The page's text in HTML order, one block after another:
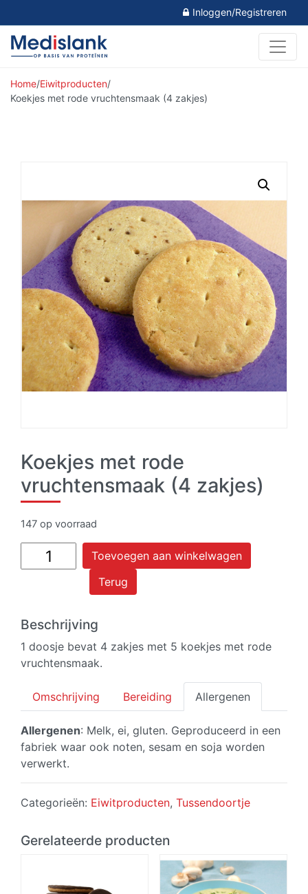
Inloggen/Registreren
Home/Eiwitproducten/
Koekjes met rode vruchtensmaak (4 zakjes)
Koekjes met rode
vruchtensmaak (4 zakjes)
147 op voorraad
Koekjes
met
(4
zakjes)
aantal
Toevoegen aan winkelwagen
Terug
Beschrijving
1 doosje bevat 4 zakjes met 5 koekjes met rode
vruchtensmaak.
Omschrijving Bereiding Allergenen
Allergenen: Melk, ei, gluten. Geproduceerd in een
fabriek waar ook noten, sesam en soja worden
verwerkt.
Categorieën: Eiwitproducten, Tussendoortje
Gerelateerde producten